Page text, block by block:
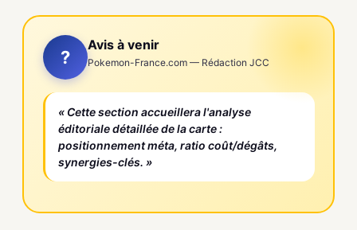
?
Avis à venir
Pokemon-France.com — Rédaction JCC
« Cette section accueillera l'analyse
éditoriale détaillée de la carte :
positionnement méta, ratio coût/dégâts,
synergies-clés. »